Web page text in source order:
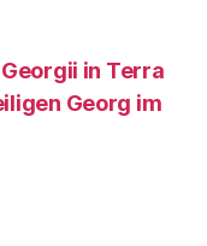
in Terra
Georg im